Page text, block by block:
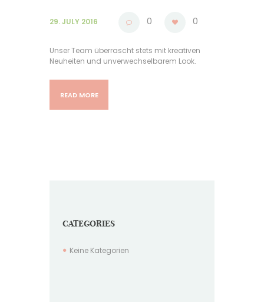
29. JULY 2016 0 0
Unser Team überrascht stets mit kreativen
Neuheiten und unverwechselbarem Look.
READ MORE
CATEGORIES
Keine Kategorien